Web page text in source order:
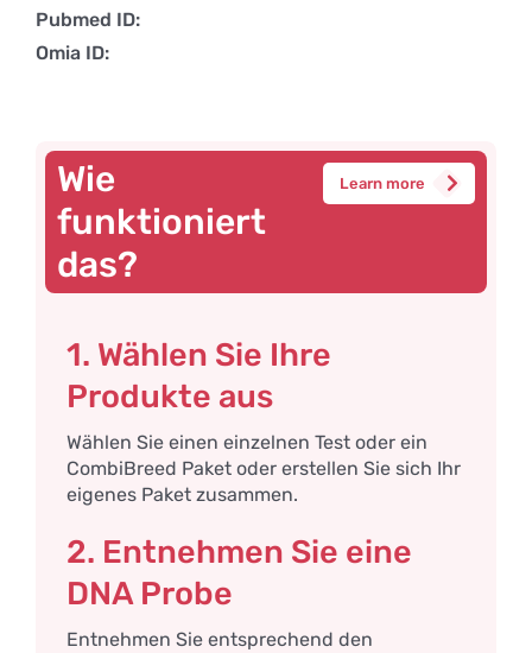
Pubmed ID:
Omia ID:
Wie
funktioniert
das?
Learn more
1. Wählen Sie Ihre
Produkte aus
Wählen Sie einen einzelnen Test oder ein
CombiBreed Paket oder erstellen Sie sich Ihr
eigenes Paket zusammen.
2. Entnehmen Sie eine
DNA Probe
Entnehmen Sie entsprechend den